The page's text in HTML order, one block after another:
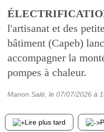
l'artisanat et des
bâtiment (Capeb)
accompagner la
pompes à chaleur.
Manon Salé , le 07/07/2026 à
Lire plus tard